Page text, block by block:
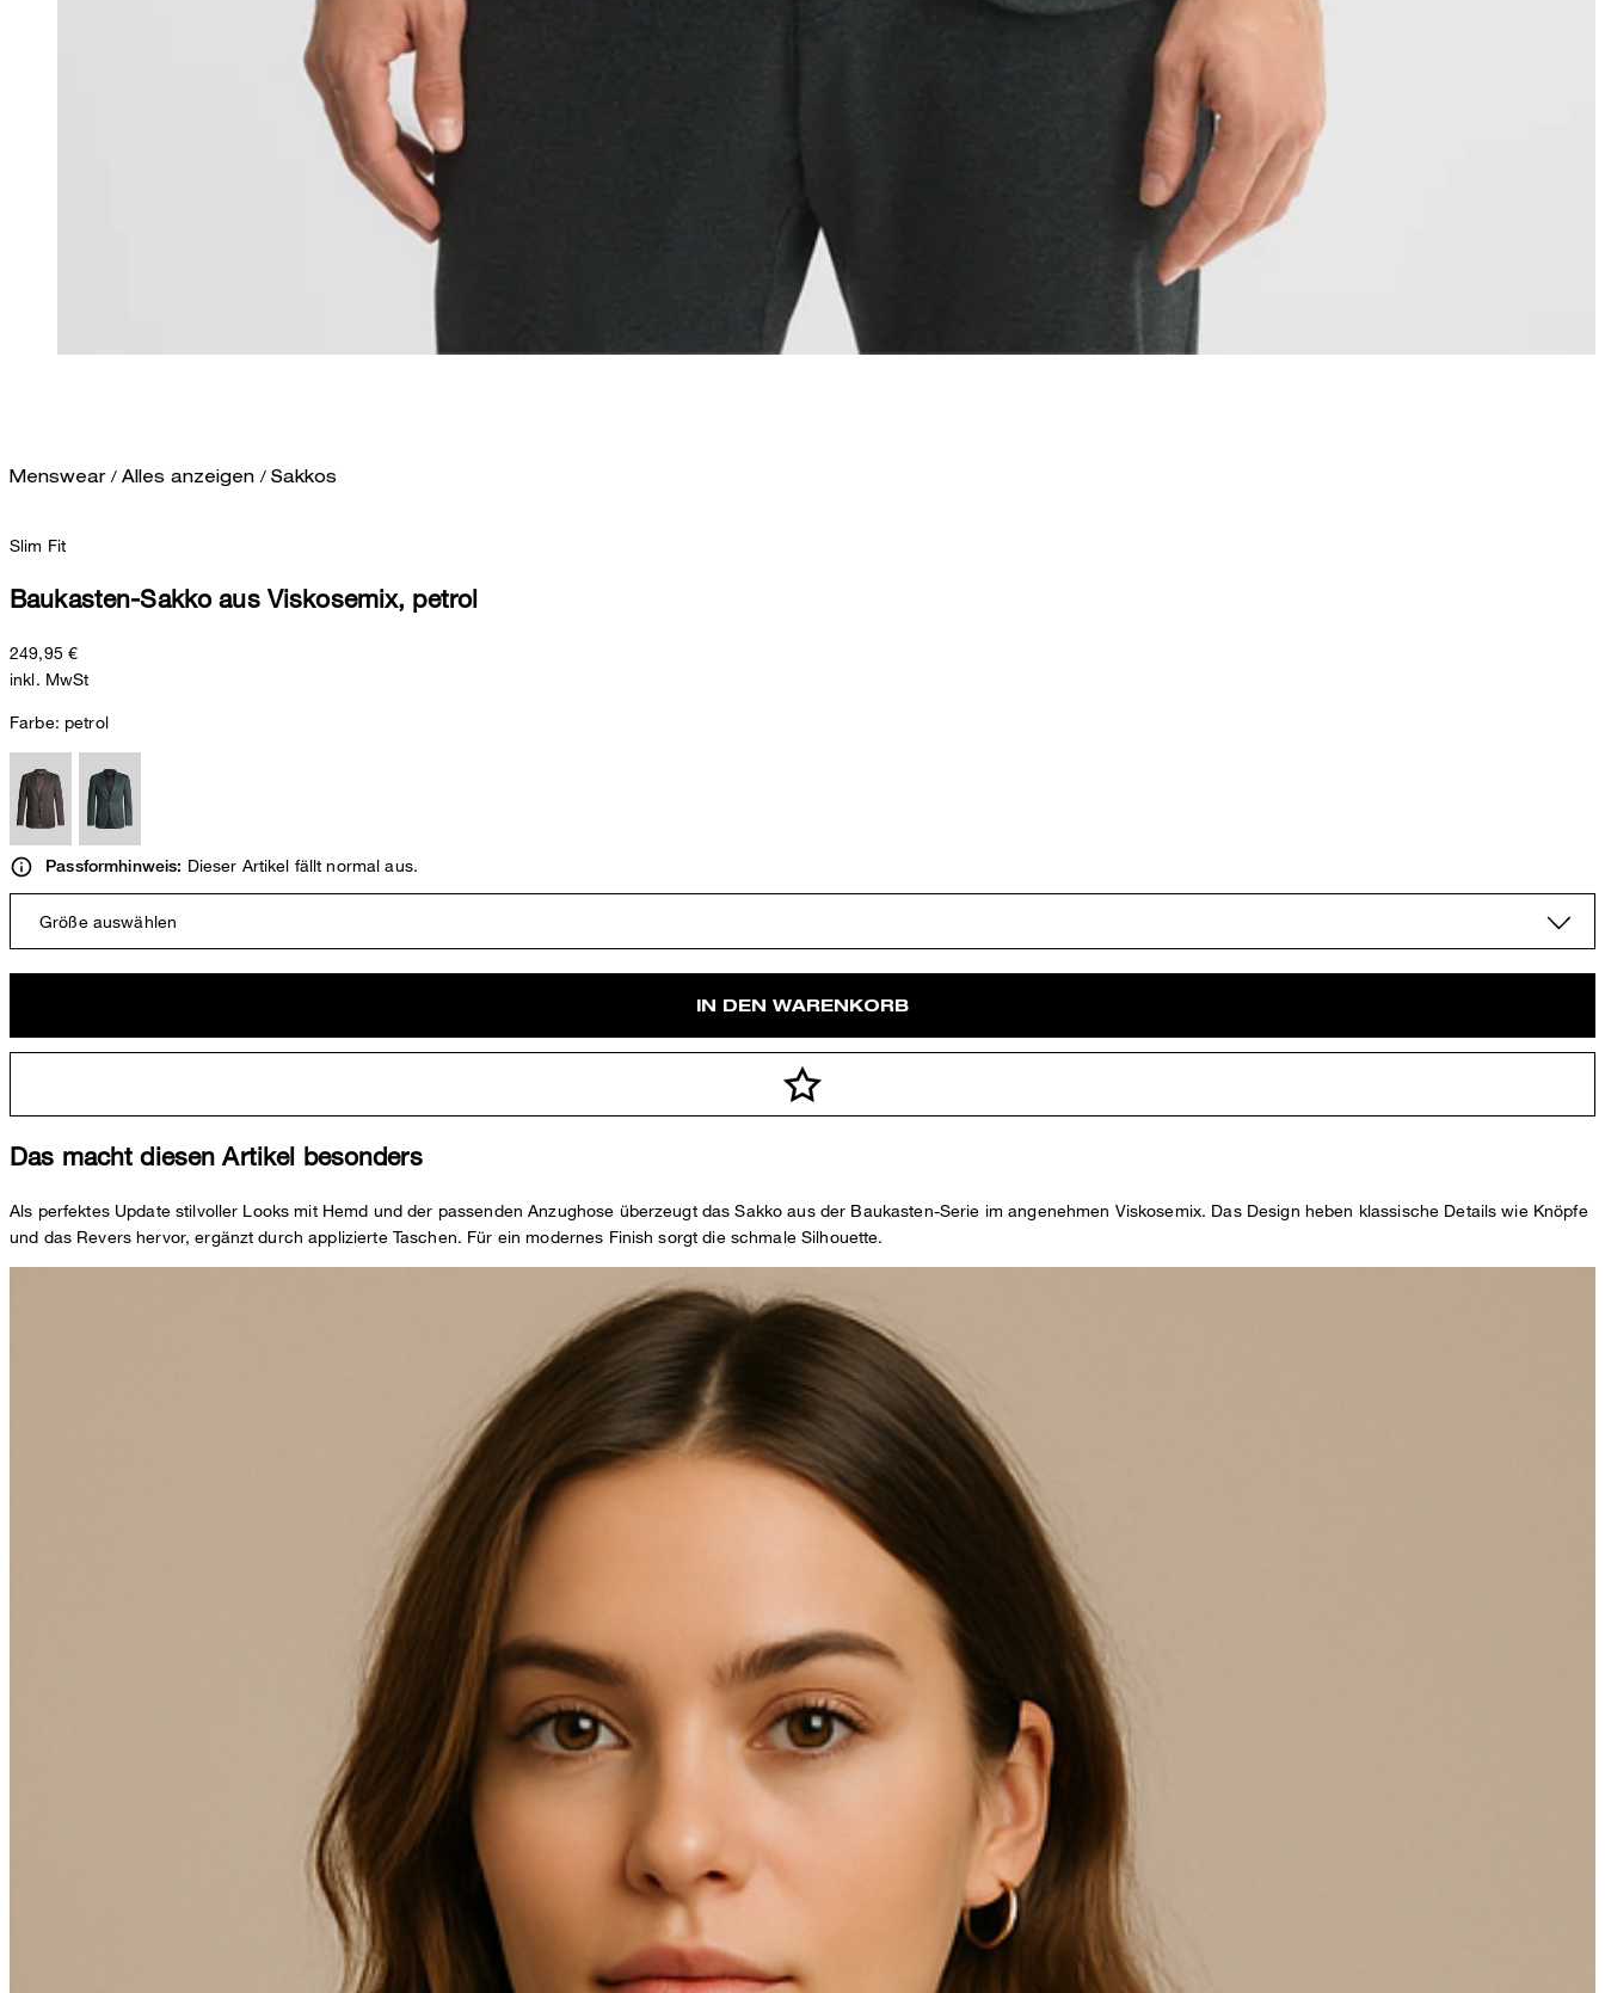
Menswear / Alles anzeigen / Sakkos
Slim Fit
Baukasten-Sakko aus Viskosemix, petrol
249,95 €
inkl. MwSt
Farbe: petrol
Passformhinweis: Dieser Artikel fällt normal aus.
Größe auswählen
IN DEN WARENKORB
Das macht diesen Artikel besonders
Als perfektes Update stilvoller Looks mit Hemd und der passenden Anzughose überzeugt das Sakko aus der Baukasten-Serie im angenehmen Viskosemix. Das Design heben klassische Details wie Knöpfe
und das Revers hervor, ergänzt durch applizierte Taschen. Für ein modernes Finish sorgt die schmale Silhouette.